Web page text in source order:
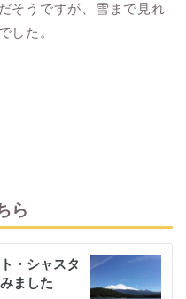
そうですが、雪まで見れ
した。
ら